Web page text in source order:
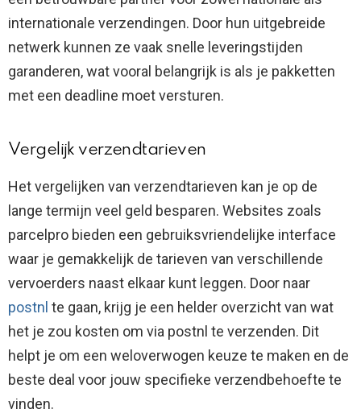
internationale verzendingen. Door hun uitgebreide
netwerk kunnen ze vaak snelle leveringstijden
garanderen, wat vooral belangrijk is als je pakketten
met een deadline moet versturen.
Vergelijk verzendtarieven
Het vergelijken van verzendtarieven kan je op de
lange termijn veel geld besparen. Websites zoals
parcelpro bieden een gebruiksvriendelijke interface
waar je gemakkelijk de tarieven van verschillende
vervoerders naast elkaar kunt leggen. Door naar
postnl te gaan, krijg je een helder overzicht van wat
het je zou kosten om via postnl te verzenden. Dit
helpt je om een weloverwogen keuze te maken en de
beste deal voor jouw specifieke verzendbehoefte te
vinden.